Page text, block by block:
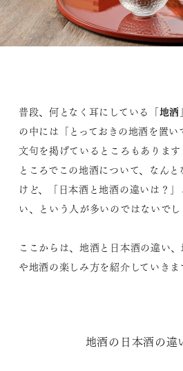
普段、何となく耳にしている「地酒
の中には「とっておきの地酒を置い
文句を掲げているところもあります
ところでこの地酒について、なん
けど、「日本酒と地酒の違いは？
い、という人が多いのではないでし
ここからは、地酒と日本酒の違い
や地酒の楽しみ方を紹介していきま
地酒の日本酒の違